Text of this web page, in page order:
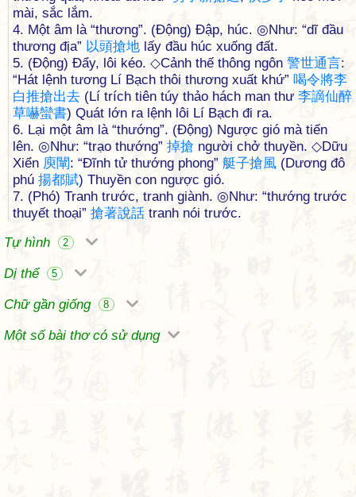
mài, sắc lắm.
4. Một âm là “thương”. (Động) Đập, húc. ◎Như: “dĩ đầu
thương địa” 以頭搶地 lấy đầu húc xuống đất.
5. (Động) Đẩy, lôi kéo. ◇Cảnh thế thông ngôn 警世通言:
“Hát lệnh tương Lí Bạch thôi thương xuất khứ” 喝令將李
白推搶出去 (Lí trích tiên túy thảo hách man thư 李謫仙醉
草嚇蠻書) Quát lớn ra lệnh lôi Lí Bạch đi ra.
6. Lại một âm là “thướng”. (Động) Ngược gió mà tiến
lên. ◎Như: “trạo thướng” 掉搶 người chở thuyền. ◇Dữu
Xiển 庾闡: “Đĩnh tử thướng phong” 艇子搶風 (Dương đô
phú 揚都賦) Thuyền con ngược gió.
7. (Phó) Tranh trước, tranh giành. ◎Như: “thướng trước
thuyết thoại” 搶著說話 tranh nói trước.
Tự hình
2
Dị thể 5
Chữ gần giống 8
Một số bài thơ có sử dụng